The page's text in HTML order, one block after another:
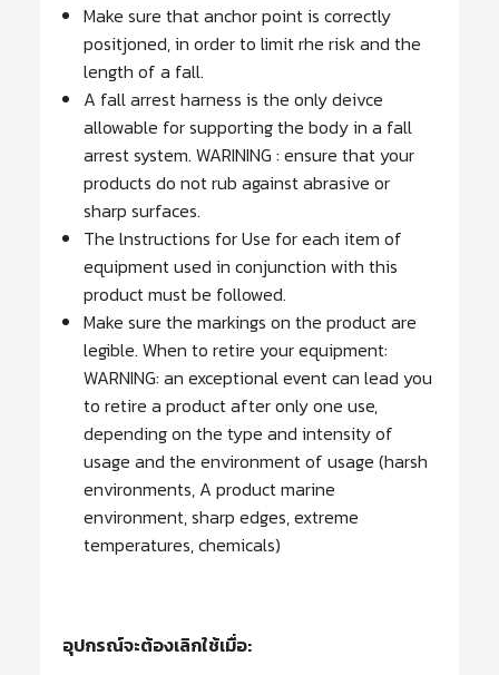
Make sure that anchor point is correctly
positjoned, in order to limit rhe risk and the
length of a fall.
A fall arrest harness is the only deivce
allowable for supporting the body in a fall
arrest system. WARINING : ensure that your
products do not rub against abrasive or
sharp surfaces.
The lnstructions for Use for each item of
equipment used in conjunction with this
product must be followed.
Make sure the markings on the product are
legible. When to retire your equipment:
WARNING: an exceptional event can lead you
to retire a product after only one use,
depending on the type and intensity of
usage and the environment of usage (harsh
environments, A product marine
environment, sharp edges, extreme
temperatures, chemicals)
อุปกรณ์จะต้องเลิกใช้เมื่อ: